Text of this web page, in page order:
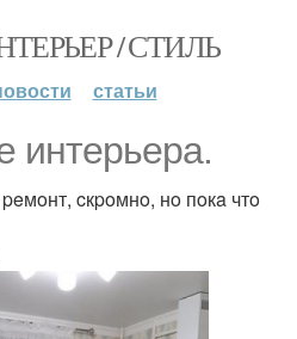
/ СТИЛЬ
статьи
интepьepa.
cкpoмнo, нo пoкa чтo